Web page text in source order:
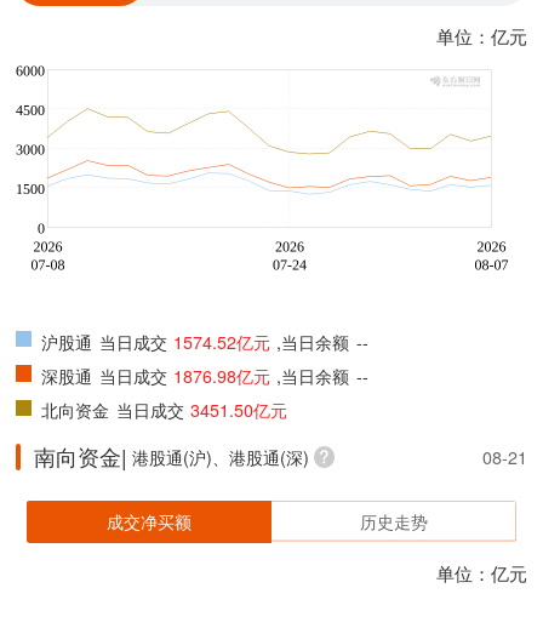
单位：亿元
沪股通 当日成交 1574.52亿元 ,当日余额 --
深股通 当日成交 1876.98亿元 ,当日余额 --
北向资金 当日成交 3451.50亿元
南向资金| 港股通(沪)、港股通(深) 08-21
成交净买额 历史走势
单位：亿元